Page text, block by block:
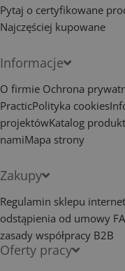
Pytaj o certyfikowane
Najczęściej kupowane
Informacje
O firmie Ochrona
PracticPolityka cookies
projektówKatalog
namiMapa strony
Zakupy
Regulamin sklepu
odstąpienia od umowy
zasady współpracy B2B
Oferty pracy